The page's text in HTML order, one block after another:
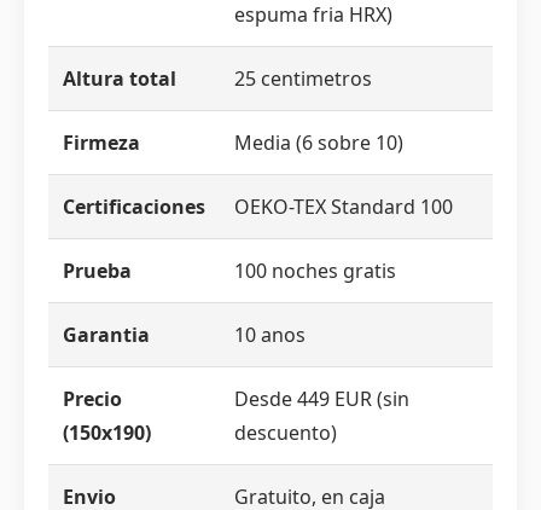
espuma fria HRX)
Altura total 25 centimetros
Firmeza Media (6 sobre 10)
Certificaciones OEKO-TEX Standard 100
Prueba 100 noches gratis
Garantia 10 anos
Precio
(150x190)
Desde 449 EUR (sin
descuento)
Envio Gratuito, en caja